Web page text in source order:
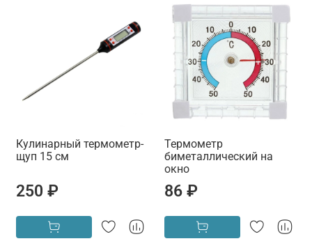
Кулинарный термометр-
щуп 15 см
250 ₽
Термометр
биметаллический на
окно
86 ₽